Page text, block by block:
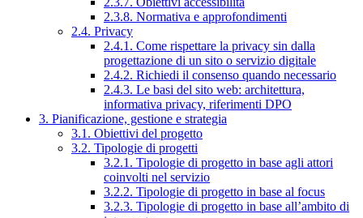
2.3.8. Normativa e approfondimenti
2.4. Privacy
2.4.1. Come rispettare la privacy sin dalla
progettazione di un sito o servizio digitale
2.4.2. Richiedi il consenso quando necessario
2.4.3. Le basi del sito web: architettura,
informativa privacy, riferimenti DPO
3. Pianificazione, gestione e strategia
3.1. Obiettivi del progetto
3.2. Tipologie di progetti
3.2.1. Tipologie di progetto in base agli attori
coinvolti nel servizio
3.2.2. Tipologie di progetto in base al focus
3.2.3. Tipologie di progetto in base all’ambito di